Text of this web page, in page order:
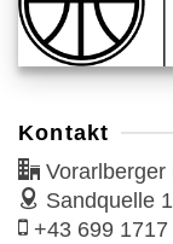
Kontakt
Vorarlberger
Sandquelle
+43 699 1717